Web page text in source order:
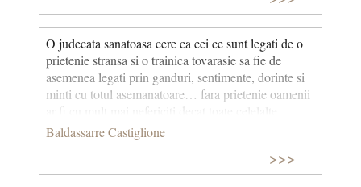
suntem foarte intelepti, si poate mai mult tocmai in
acele lucruri in care ne vadim mai nebuni.
O judecata sanatoasa cere ca cei ce sunt legati de o
prie­tenie stransa si o trainica tovarasie sa fie de
asemenea legati prin ganduri, sentimente, dorinte si
minti cu totul asemanatoare… fara prietenie oamenii
animale de pe fata pamantului.
Baldassarre Castiglione
>>>